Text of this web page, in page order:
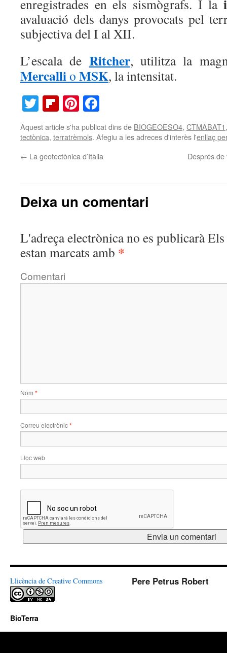
enregistrades en els sismògrafs. I la
avaluació dels danys provocats pel
subjectiva del I al XII.
L’escala de Ritcher, utilitza la
Mercallio MSK, la intensitat.
TwitterFlipboard
Pinterest
Aquest article s'ha publicat dins de BIOGEOESO4, CTMABAT1
tectònica, terratrèmols. Afegiu a les adreces d'interès l'enllaç
← La geotectònica d’Itàlia Després
Deixa un comentari
L'adreça electrònica no es publicaràEls
estan marcats amb *
Comentari
Nom *
Correu electrònic*
Lloc web
Llicència de Creative Commons Pere Petrus Robert
BioTerra